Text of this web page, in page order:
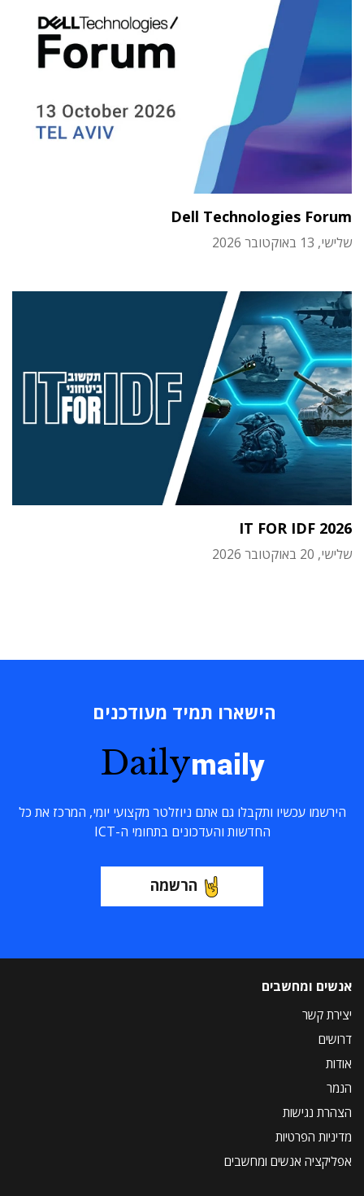
Dell Technologies Forum
שלישי, 13 באוקטובר 2026
IT FOR IDF 2026
שלישי, 20 באוקטובר 2026
הישארו תמיד מעודכנים
Dailymaily
הירשמו עכשיו ותקבלו גם אתם ניוזלטר מקצועי יומי, המרכז את כל
החדשות והעדכונים בתחומי ה-ICT
הרשמה
אנשים ומחשבים
יצירת קשר
דרושים
אודות
הנמר
הצהרת נגישות
מדיניות הפרטיות
אפליקציה אנשים ומחשבים